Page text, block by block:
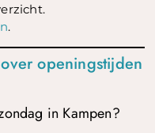
.
openingstijden
in Kampen?